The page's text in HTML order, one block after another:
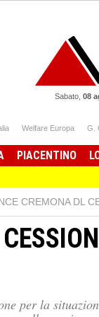
Sabato, 08
Welfare Europa G.
PIACENTINO
CREMONA DL
per la